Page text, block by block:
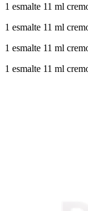
1 esmalte 11 ml
1 esmalte 11 ml
1 esmalte 11 ml
1 esmalte 11 ml